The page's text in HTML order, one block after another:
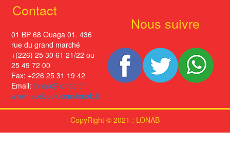
Contact
01 BP 68 Ouaga 01. 436
rue du grand marché
+(226) 25 30 61 21/22 ou
25 49 72 00
Fax: +226 25 31 19 42
Email: lonab@lonab.bf
www.facebook.com/lonab.bf
Nous suivre
CopyRight © 2021 : LONAB